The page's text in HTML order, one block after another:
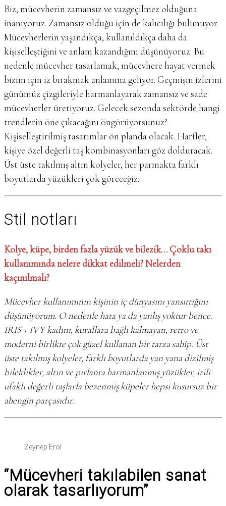
Biz, mücevherin zamansız ve vazgeçilmez olduğuna
inanıyoruz. Zamansız olduğu için de kalıcılığı bulunuyor.
Mücevherlerin yaşandıkça, kullanıldıkça daha da
kişiselleştiğini ve anlam kazandığını düşünüyoruz. Bu
nedenle mücevher tasarlamak, mücevhere hayat vermek
bizim için iz bırakmak anlamına geliyor. Geçmişin izlerini
günümüz çizgileriyle harmanlayarak zamansız ve sade
mücevherler üretiyoruz. Gelecek sezonda sektörde hangi
trendlerin öne çıkacağını öngörüyorsunuz?
Kişiselleştirilmiş tasarımlar ön planda olacak. Harfler,
kişiye özel değerli taş kombinasyonları göz dolduracak.
Üst üste takılmış altın kolyeler, her parmakta farklı
boyutlarda yüzükleri çok göreceğiz.
Stil notları
Kolye, küpe, birden fazla yüzük ve bilezik… Çoklu takı
kullanımında nelere dikkat edilmeli? Nelerden
kaçınılmalı?
Mücevher kullanımının kişinin iç dünyasını yansıttığını
düşünüyorum. O nedenle hata ya da yanlış yoktur bence.
IRIS + IVY kadını, kurallara bağlı kalmayan, retro ve
moderni birlikte çok güzel kullanan bir tarza sahip. Üst
üste takılmış kolyeler, farklı boyutlarda yan yana dizilmiş
bileklikler, altın ve pırlanta harmanlanmış yüzükler, irili
ufaklı değerli taşlarla bezenmiş küpeler hepsi kusursuz bir
ahengin parçasıdır.
Zeynep Erol
“Mücevheri takılabilen sanat
olarak tasarlıyorum”